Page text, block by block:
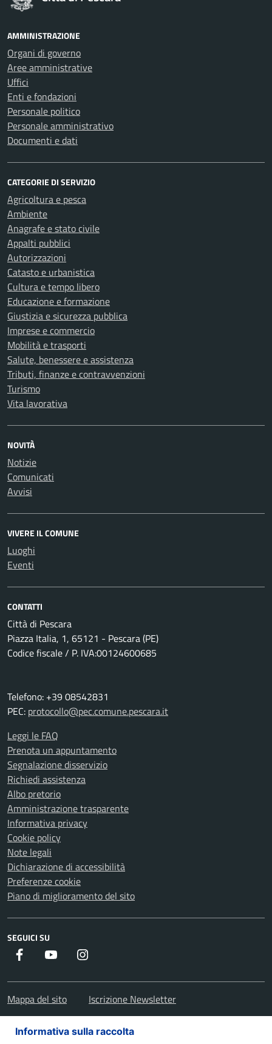
AMMINISTRAZIONE
Organi di governo
Aree amministrative
Uffici
Enti e fondazioni
Personale politico
Personale amministrativo
Documenti e dati
CATEGORIE DI SERVIZIO
Agricoltura e pesca
Ambiente
Anagrafe e stato civile
Appalti pubblici
Autorizzazioni
Catasto e urbanistica
Cultura e tempo libero
Educazione e formazione
Giustizia e sicurezza pubblica
Imprese e commercio
Mobilità e trasporti
Salute, benessere e assistenza
Tributi, finanze e contravvenzioni
Turismo
Vita lavorativa
NOVITÀ
Notizie
Comunicati
Avvisi
VIVERE IL COMUNE
Luoghi
Eventi
CONTATTI
Città di Pescara
Piazza Italia, 1, 65121 - Pescara (PE)
Codice fiscale / P. IVA:00124600685
Telefono: +39 08542831
PEC: protocollo@pec.comune.pescara.it
Leggi le FAQ
Prenota un appuntamento
Segnalazione disservizio
Richiedi assistenza
Albo pretorio
Amministrazione trasparente
Informativa privacy
Cookie policy
Note legali
Dichiarazione di accessibilità
Preferenze cookie
Piano di miglioramento del sito
SEGUICI SU
Facebook Youtube
Mappa del sito Iscrizione Newsletter
Informativa sulla raccolta